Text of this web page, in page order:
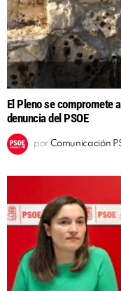
El Pleno se compromete
denuncia del PSOE
por Comunicación